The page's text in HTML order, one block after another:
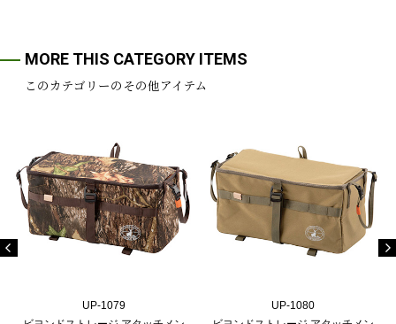
MORE THIS CATEGORY ITEMS
このカテゴリーのその他アイテム
UP-1079
UP-1080